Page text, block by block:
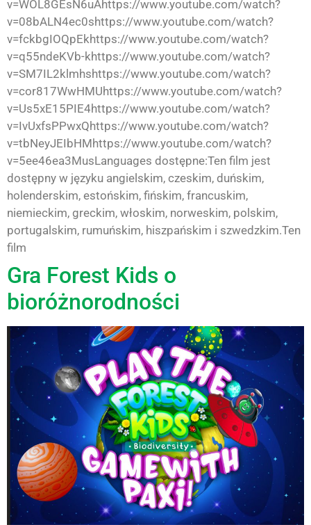
v=WOL8GEsN6uAhttps://www.youtube.com/watch?
v=08bALN4ec0shttps://www.youtube.com/watch?
v=fckbgIOQpEkhttps://www.youtube.com/watch?
v=q55ndeKVb-khttps://www.youtube.com/watch?
v=SM7IL2klmhshttps://www.youtube.com/watch?
v=cor817WwHMUhttps://www.youtube.com/watch?
v=Us5xE15PIE4https://www.youtube.com/watch?
v=IvUxfsPPwxQhttps://www.youtube.com/watch?
v=tbNeyJEIbHMhttps://www.youtube.com/watch?
v=5ee46ea3MusLanguages dostępne:Ten film jest
dostępny w języku angielskim, czeskim, duńskim,
holenderskim, estońskim, fińskim, francuskim,
niemieckim, greckim, włoskim, norweskim, polskim,
portugalskim, rumuńskim, hiszpańskim i szwedzkim.Ten
film
Gra Forest Kids o
bioróżnorodności